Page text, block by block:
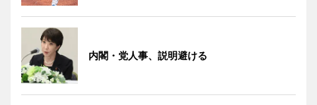
内閣・党人事、説明避ける